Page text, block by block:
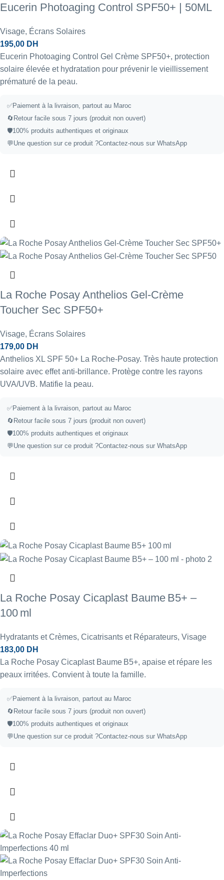
Eucerin Photoaging Control SPF50+ | 50ML
Visage, Écrans Solaires
195,00 DH
Eucerin Photoaging Control Gel Crème SPF50+, protection
solaire élevée et hydratation pour prévenir le vieillissement
prématuré de la peau.
✅Paiement à la livraison, partout au Maroc
🔄Retour facile sous 7 jours (produit non ouvert)
🛡️100% produits authentiques et originaux
💬Une question sur ce produit ?Contactez-nous sur WhatsApp
La Roche Posay Anthelios Gel-Crème
Toucher Sec SPF50+
Visage, Écrans Solaires
179,00 DH
Anthelios XL SPF 50+ La Roche-Posay. Très haute protection
solaire avec effet anti-brillance. Protège contre les rayons
UVA/UVB. Matifie la peau.
✅Paiement à la livraison, partout au Maroc
🔄Retour facile sous 7 jours (produit non ouvert)
🛡️100% produits authentiques et originaux
💬Une question sur ce produit ?Contactez-nous sur WhatsApp
La Roche Posay Cicaplast Baume B5+ –
100 ml
Hydratants et Crèmes, Cicatrisants et Réparateurs, Visage
183,00 DH
La Roche Posay Cicaplast Baume B5+, apaise et répare les
peaux irritées. Convient à toute la famille.
✅Paiement à la livraison, partout au Maroc
🔄Retour facile sous 7 jours (produit non ouvert)
🛡️100% produits authentiques et originaux
💬Une question sur ce produit ?Contactez-nous sur WhatsApp